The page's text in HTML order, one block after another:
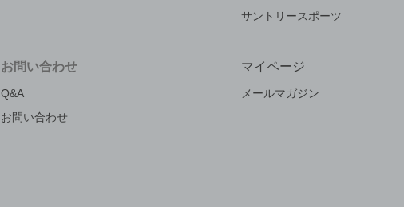
サントリースポーツ
お問い合わせ
Q&A
お問い合わせ
マイページ
メールマガジン